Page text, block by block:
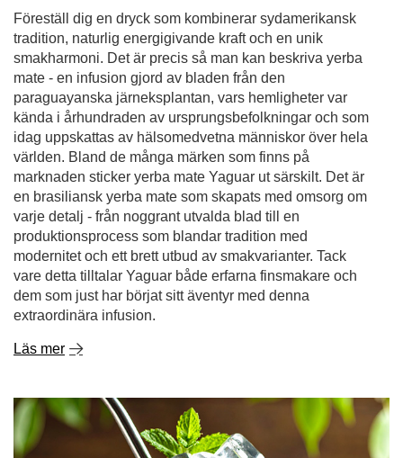
Föreställ dig en dryck som kombinerar sydamerikansk
tradition, naturlig energigivande kraft och en unik
smakharmoni. Det är precis så man kan beskriva yerba
mate - en infusion gjord av bladen från den
paraguayanska järneksplantan, vars hemligheter var
kända i århundraden av ursprungsbefolkningar och som
idag uppskattas av hälsomedvetna människor över hela
världen. Bland de många märken som finns på
marknaden sticker yerba mate Yaguar ut särskilt. Det är
en brasiliansk yerba mate som skapats med omsorg om
varje detalj - från noggrant utvalda blad till en
produktionsprocess som blandar tradition med
modernitet och ett brett utbud av smakvarianter. Tack
vare detta tilltalar Yaguar både erfarna finsmakare och
dem som just har börjat sitt äventyr med denna
extraordinära infusion.
Läs mer